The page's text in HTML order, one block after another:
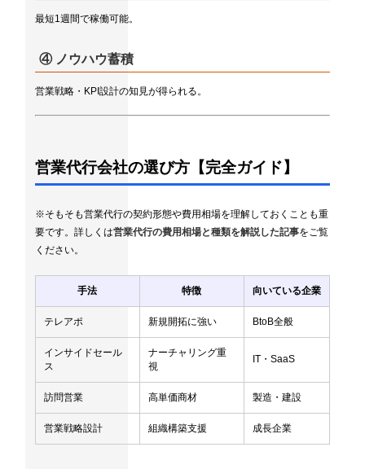
最短1週間で稼働可能。
④ ノウハウ蓄積
営業戦略・KPI設計の知見が得られる。
営業代行会社の選び方【完全ガイド】
※そもそも営業代行の契約形態や費用相場を理解しておくことも重
要です。詳しくは営業代行の費用相場と種類を解説した記事をご覧
ください。
手法 特徴 向いている企業
テレアポ 新規開拓に強い BtoB全般
インサイドセール
ス
ナーチャリング重
視
IT・SaaS
訪問営業 高単価商材 製造・建設
営業戦略設計 組織構築支援 成長企業